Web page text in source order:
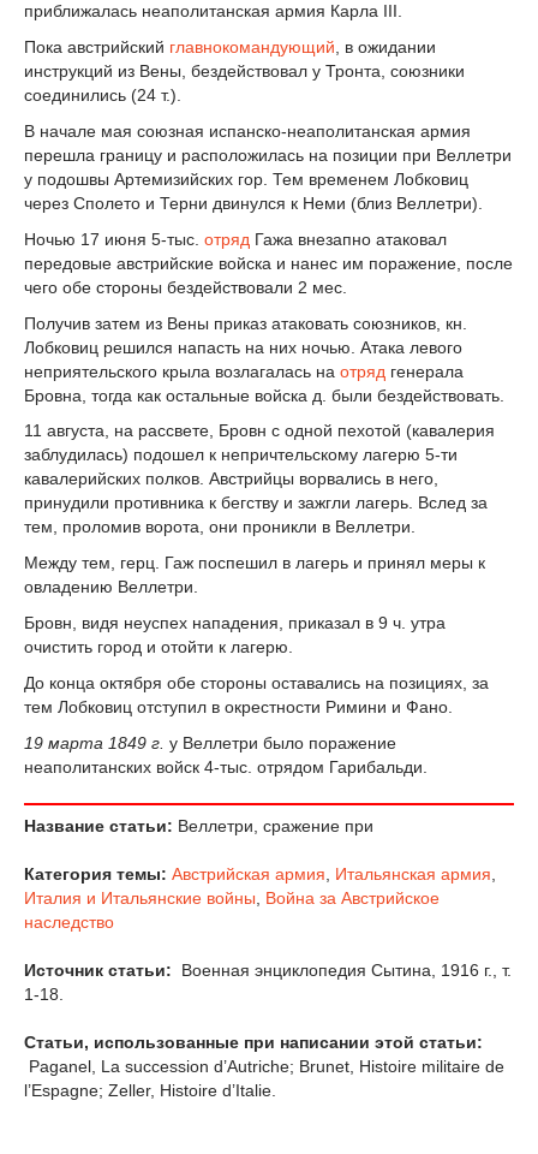
приближалась неаполитанская армия Карла III.
Пока австрийский главнокомандующий , в ожидании
инструкций из Вены, бездействовал у Тронта, союзники
соединились (24 т.).
В начале мая союзная испанско-неаполитанская армия
перешла границу и расположилась на позиции при Веллетри
у подошвы Артемизийских гор. Тем временем Лобковиц
через Сполето и Терни двинулся к Неми (близ Веллетри).
Ночью 17 июня 5-тыс. отряд Гажа внезапно атаковал
передовые австрийские войска и нанес им поражение, после
чего обе стороны бездействовали 2 мес.
Получив затем из Вены приказ атаковать союзников, кн.
Лобковиц решился напасть на них ночью. Атака левого
неприятельского крыла возлагалась на отряд генерала
Бровна, тогда как остальные войска д. были бездействовать.
11 августа, на рассвете, Бровн с одной пехотой (кавалерия
заблудилась) подошел к непричтельскому лагерю 5-ти
кавалерийских полков. Австрийцы ворвались в него,
принудили противника к бегству и зажгли лагерь. Вслед за
тем, проломив ворота, они проникли в Веллетри.
Между тем, герц. Гаж поспешил в лагерь и принял меры к
овладению Веллетри.
Бровн, видя неуспех нападения, приказал в 9 ч. утра
очистить город и отойти к лагерю.
До конца октября обе стороны оставались на позициях, за
тем Лобковиц отступил в окрестности Римини и Фано.
19 марта 1849 г. у Веллетри было поражение
неаполитанских войск 4-тыс. отрядом Гарибальди.
Название статьи: Веллетри, сражение при
Категория темы: Австрийская армия Итальянская армия
Италия и Итальянские войны
Война за Австрийское
наследство
Источник статьи:
Военная энциклопедия Сытина, 1916 г., т.
1-18.
Статьи, использованные при написании этой статьи:
Paganel, La succession d’Autriche; Brunet, Histoire militaire de
l’Espagne; Zeller, Histoire d’Italie.